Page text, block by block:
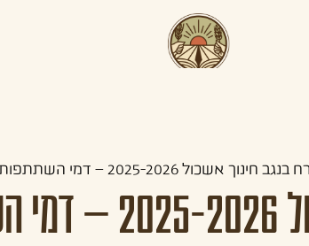
אשכול 2025-2026 – דמי השתתפות ל-8 חודשים